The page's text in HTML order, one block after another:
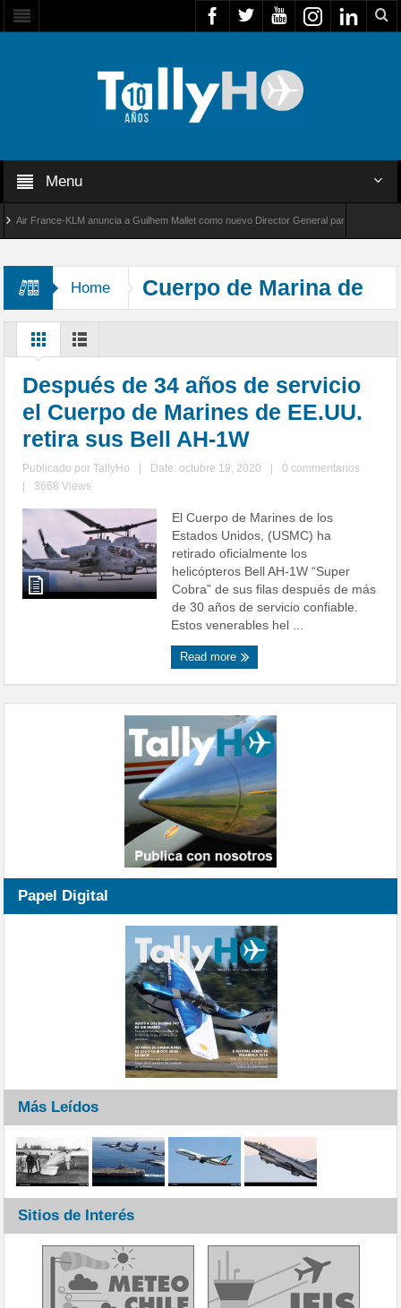
Menu
France-KLM anuncia a Guilhem Mallet como nuevo Director General para América Latina
Home
Cuerpo de Marina de
EE.UU.
Después de 34 años de servicio
el Cuerpo de Marines de EE.UU.
retira sus Bell AH-1W
Publicado porTallyHo Date: octubre 19, 2020
0 commentarios
3668 Views
El Cuerpo de Marines de los
Estados Unidos, (USMC) ha
retirado oficialmente los
helicópteros Bell AH-1W “Super
Cobra” de sus filas después de más
de 30 años de servicio confiable.
Estos venerables hel ...
Read more
Papel Digital
Más Leídos
Sitios de Interés